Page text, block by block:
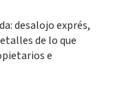
desalojo exprés,
de lo que
e